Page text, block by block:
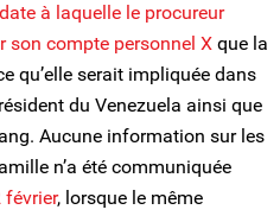
date à laquelle le procureur
son compte personnel X que la
qu’elle serait impliquée dans
du Venezuela ainsi que
Aucune information sur les
n’a été communiquée
février, lorsque le même